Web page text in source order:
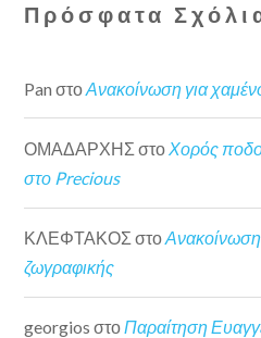
Πρόσφατα
Pan στοΑνακοίνωση για
ΟΜΑΔΑΡΧΗΣ στοΧορός
στο Precious
ΚΛΕΦΤΑΚΟΣ στοΑνακοίνωση
ζωγραφικής
georgios στοΠαραίτηση